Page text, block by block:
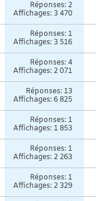
Réponses: 2
Affichages: 3 470
Réponses: 1
Affichages: 3 516
Réponses:4
Affichages: 2 071
Réponses: 13
Affichages: 6 825
Réponses: 1
Affichages: 1 853
Réponses: 1
Affichages: 2 263
Réponses: 1
Affichages: 2 329